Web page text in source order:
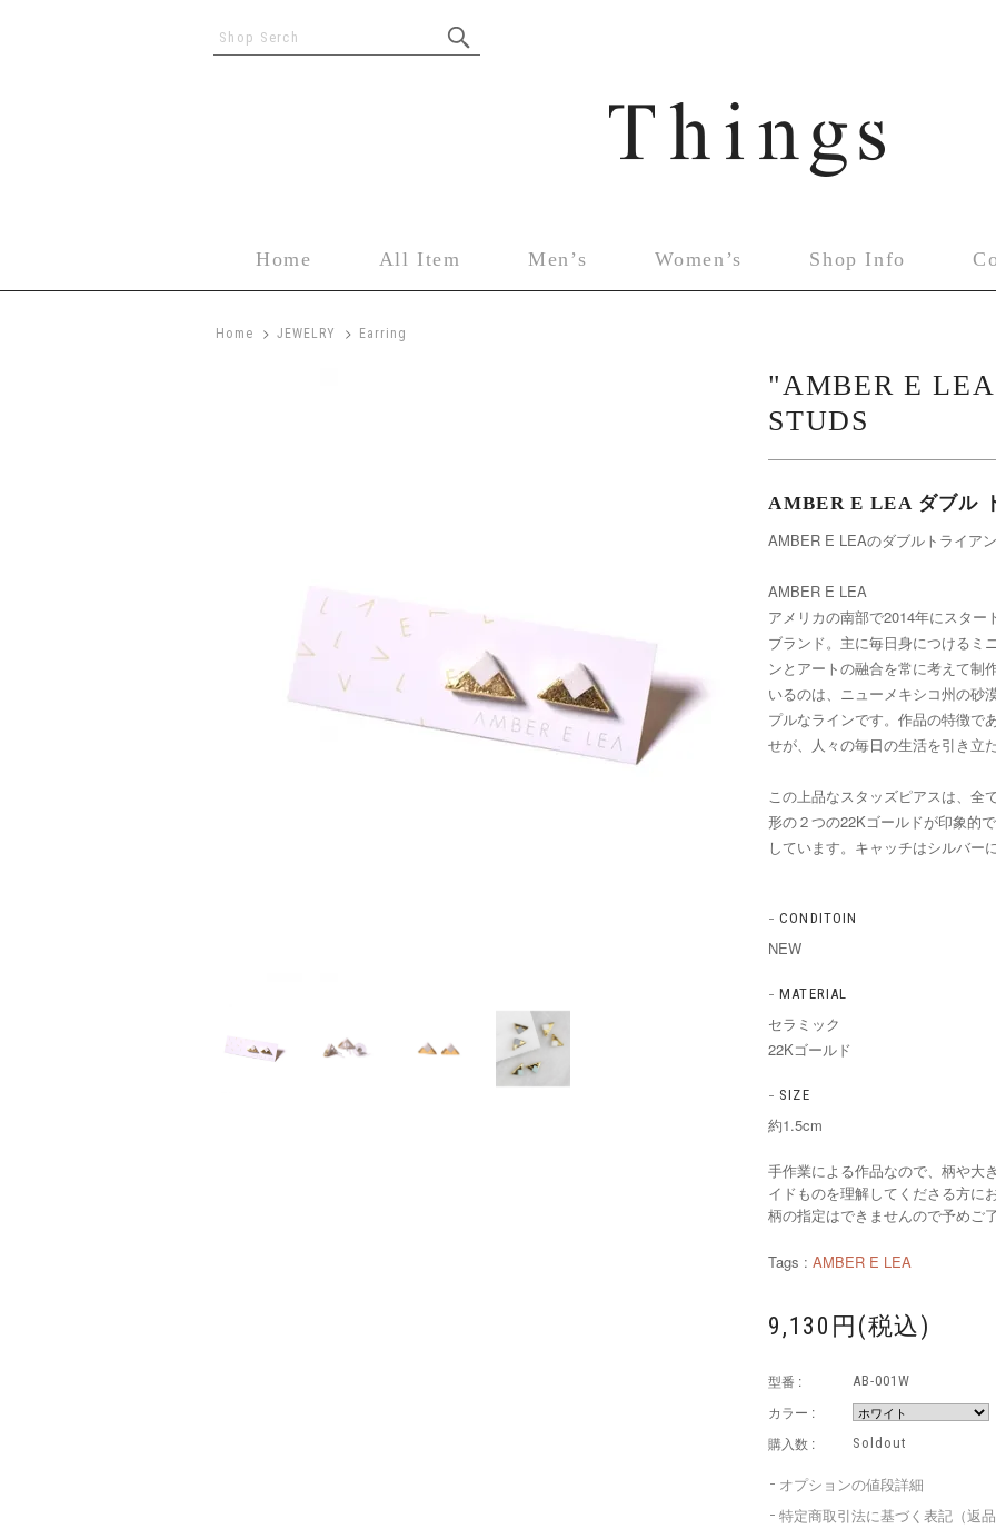
Shop Serch
Home All Item Men’s Women’s Shop Info
Home > JEWELRY > Earring
"AMBER E
STUDS
AMBER E LEA ダブル
AMBER E LEAのダブルトライア
AMBER E LEA
アメリカの南部で2014年にスタ
ブランド。主に毎日身につけるミ
ンとアートの融合を常に考えて制
いるのは、ニューメキシコ州の砂
プルなラインです。作品の特徴で
せが、人々の毎日の生活を引き立
この上品なスタッズピアスは、全
形の２つの22Kゴールドが印象的
しています。キャッチはシルバー
CONDITOIN
NEW
MATERIAL
セラミック
22Kゴールド
SIZE
約1.5cm
手作業による作品なので、柄や大
イドものを理解してくださる方に
柄の指定はできませんので予めご
Tags :AMBER E LEA
9,130円(税込)
型番 : AB-001W
カラー :
購入数 :
Soldout
オプションの値段詳細
特定商取引法に基づく表記（返